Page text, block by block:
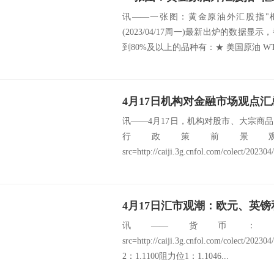
讯——一张图：黄金原油外汇股指"
(2023/04/17周一)最新出炉的数据显示
到80%及以上的品种有：★ 美国原油
4月17日机构对金融市场观点汇
讯——4月17日，机构对股市、大宗商
行政策前景
src=http://caiji.3g.cnfol.com/colect/
4月17日汇市观潮：欧元、英
讯——货币
src=http://caiji.3g.cnfol.com/colect/
2：1.1100阻力位1：1.1046...